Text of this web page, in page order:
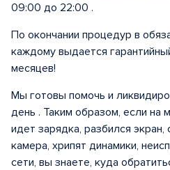
09:00 до 22:00 .
По окончании процедур в
каждому выдается
месяцев!
Мы готовы помочь и
день . Таким образом, если на
идет зарядка, разбился экран,
камера, хрипят динамики,
сети, вы знаете, куда